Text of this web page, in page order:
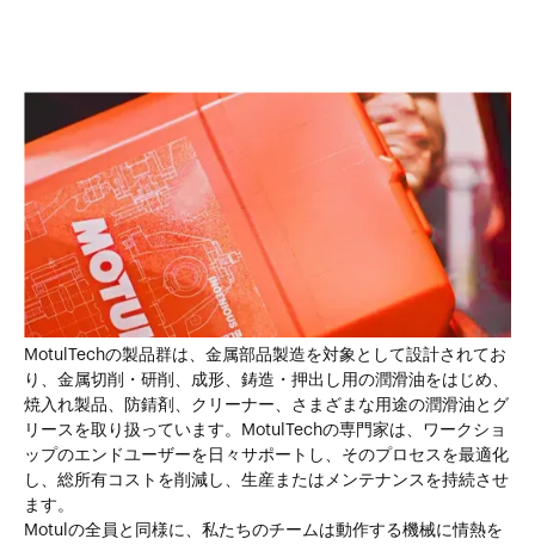
MotulTechの製品群は、金属部品製造を対象として設計されてお
り、金属切削・研削、成形、鋳造・押出し用の潤滑油をはじめ、
焼入れ製品、防錆剤、クリーナー、さまざまな用途の潤滑油とグ
リースを取り扱っています。MotulTechの専門家は、ワークショ
ップのエンドユーザーを日々サポートし、そのプロセスを最適化
し、総所有コストを削減し、生産またはメンテナンスを持続させ
ます。
Motulの全員と同様に、私たちのチームは動作する機械に情熱を